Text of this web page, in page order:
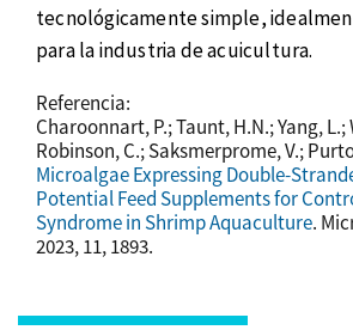
tecnológicamente simple,
para la industria de acuicultura.
Referencia:
Charoonnart, P.; Taunt, H.N.; Yang, L.;
Robinson, C.; Saksmerprome, V.;
Microalgae Expressing Double-
Potential Feed Supplements for
Syndrome in Shrimp Aquaculture.
2023, 11, 1893.